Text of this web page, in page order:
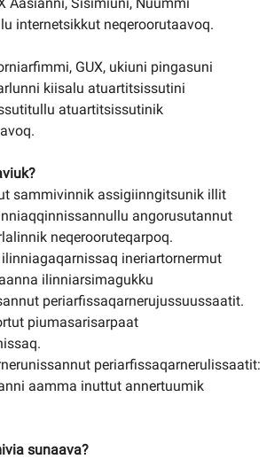
internetsikkut neqeroorutaavoq.
GUX, ukiuni pingasuni
kiisalu atuartitsissutini
atuartitsissutinik
sammivinnik assigiinngitsunik illit
angorusutannut
neqerooruteqarpoq.
ineriartornermut
ilinniarsimagukku
periarfissaqarnerujussuussaatit.
piumasarisarpaat
periarfissaqarnerulissaatit:
aamma inuttut annertuumik
sunaava?